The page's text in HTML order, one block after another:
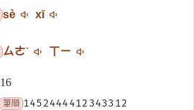
sè xī
ㄙㄜˋ ㄒㄧ
16
筆順 1452444412343312